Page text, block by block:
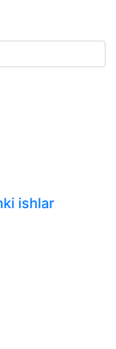
ishlar